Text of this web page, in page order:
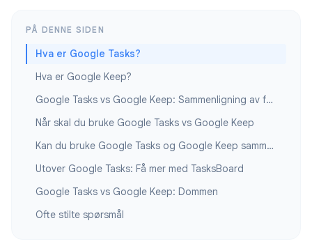
PÅ DENNE SIDEN
Hva er Google Tasks?
Hva er Google Keep?
Google Tasks vs Google Keep: Sammenligning av funksjoner
Når skal du bruke Google Tasks vs Google Keep
Kan du bruke Google Tasks og Google Keep sammen?
Utover Google Tasks: Få mer med TasksBoard
Google Tasks vs Google Keep: Dommen
Ofte stilte spørsmål